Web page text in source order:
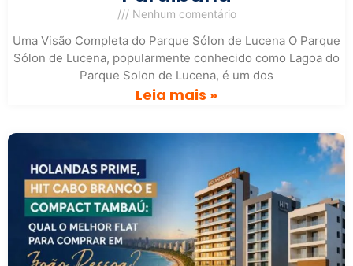
Nenhum comentário
Uma Visão Completa do Parque Sólon de Lucena O Parque
Sólon de Lucena, popularmente conhecido como Lagoa do
Parque Solon de Lucena, é um dos
Leia mais »